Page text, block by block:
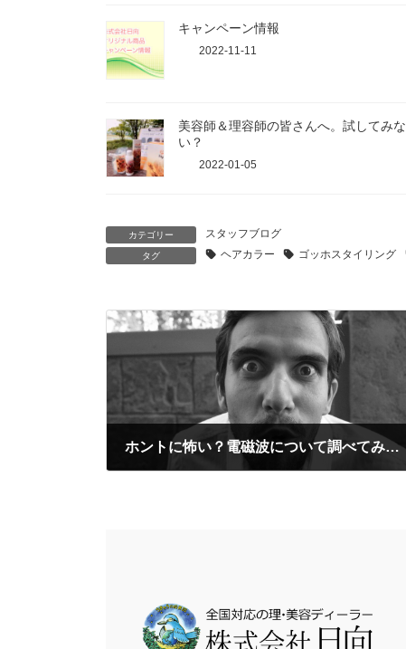
キャンペーン情報
2022-11-11
美容師＆理容師の皆さんへ。試してみな
い？
2022-01-05
カテゴリー スタッフブログ
タグ ヘアカラー ゴッホスタイリング
ホントに怖い？電磁波について調べてみた！